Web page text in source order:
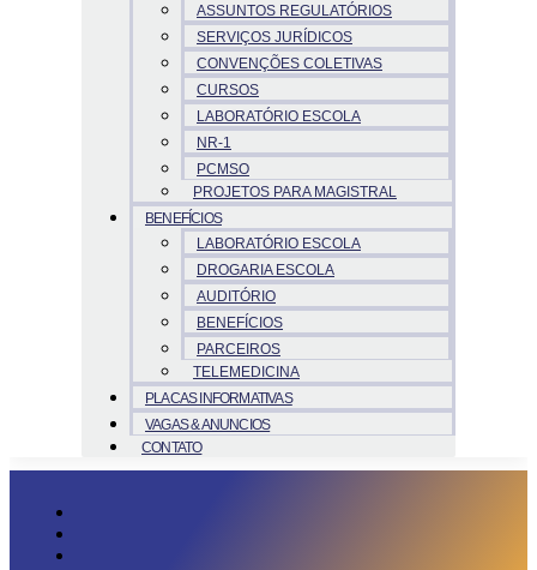
ASSUNTOS REGULATÓRIOS
SERVIÇOS JURÍDICOS
CONVENÇÕES COLETIVAS
CURSOS
LABORATÓRIO ESCOLA
NR-1
PCMSO
PROJETOS PARA MAGISTRAL
BENEFÍCIOS
LABORATÓRIO ESCOLA
DROGARIA ESCOLA
AUDITÓRIO
BENEFÍCIOS
PARCEIROS
TELEMEDICINA
PLACAS INFORMATIVAS
VAGAS & ANUNCIOS
CONTATO